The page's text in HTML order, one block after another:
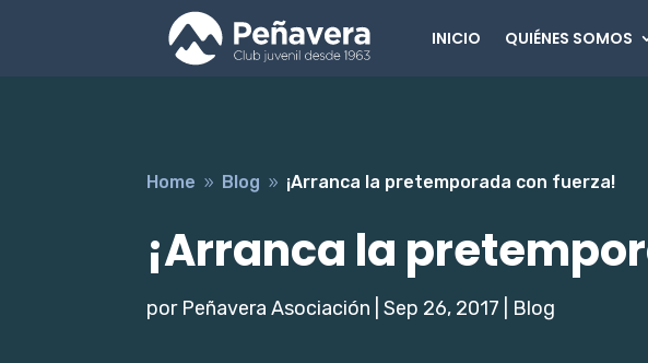
INICIO QUIÉNES SOMOS
Home 9 Blog 9 ¡Arranca la pretemporada con fuerza!
¡Arranca la
por Peñavera Asociación |Sep 26, 2017 Blog